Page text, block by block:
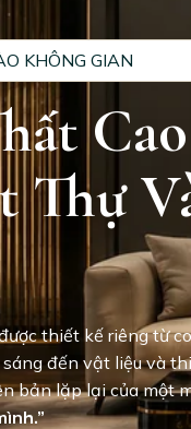
KHÔNG GIAN
Thự
thiết kế riêng từ
đến vật liệu và
bản lặp lại của một